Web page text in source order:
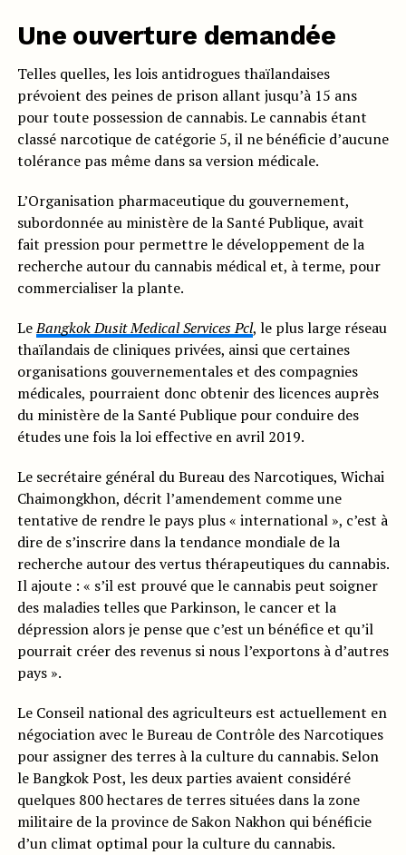
Une ouverture demandée
Telles quelles, les lois antidrogues thaïlandaises
prévoient des peines de prison allant jusqu’à 15 ans
pour toute possession de cannabis. Le cannabis étant
classé narcotique de catégorie 5, il ne bénéficie d’aucune
tolérance pas même dans sa version médicale.
L’Organisation pharmaceutique du gouvernement,
subordonnée au ministère de la Santé Publique, avait
fait pression pour permettre le développement de la
recherche autour du cannabis médical et, à terme, pour
commercialiser la plante.
LeBangkok Dusit Medical Services Pcl, le plus large réseau
thaïlandais de cliniques privées, ainsi que certaines
organisations gouvernementales et des compagnies
médicales, pourraient donc obtenir des licences auprès
du ministère de la Santé Publique pour conduire des
études une fois la loi effective en avril 2019.
Le secrétaire général du Bureau des Narcotiques, Wichai
Chaimongkhon, décrit l’amendement comme une
tentative de rendre le pays plus « international », c’est à
dire de s’inscrire dans la tendance mondiale de la
recherche autour des vertus thérapeutiques du cannabis.
Il ajoute : « s’il est prouvé que le cannabis peut soigner
des maladies telles que Parkinson, le cancer et la
dépression alors je pense que c’est un bénéfice et qu’il
pourrait créer des revenus si nous l’exportons à d’autres
pays ».
Le Conseil national des agriculteurs est actuellement en
négociation avec le Bureau de Contrôle des Narcotiques
pour assigner des terres à la culture du cannabis. Selon
le Bangkok Post, les deux parties avaient considéré
quelques 800 hectares de terres situées dans la zone
militaire de la province de Sakon Nakhon qui bénéficie
d’un climat optimal pour la culture du cannabis.